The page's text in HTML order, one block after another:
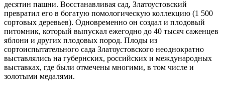
десятин пашни. Восстанавливая сад, Златоустовский
превратил его в богатую помологическую коллекцию (1 500
сортовых деревьев). Одновременно он создал и плодовый
питомник, который выпускал ежегодно до 40 тысяч саженцев
яблони и других плодовых пород. Плоды из
сортоиспытательного сада Златоустовского неоднократно
выставлялись на губернских, российских и международных
выставках, где были отмечены многими, в том числе и
золотыми медалями.